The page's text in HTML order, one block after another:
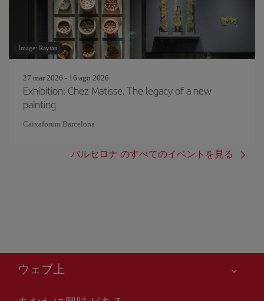
Image: Raytan
27 mar 2026 - 16 ago 2026
Exhibition: Chez Matisse. The legacy of a new
painting
Caixaforum Barcelona
バルセロナ のすべてのイベントを見る
ウェブ上